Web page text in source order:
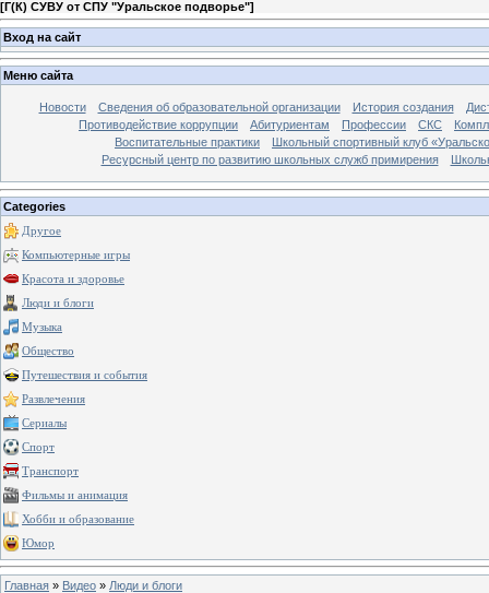
[Г(К) СУВУ от СПУ "Уральское подворье"]
Вход на сайт
Меню сайта
Новости Сведения об образовательной организации История создания
Противодействие коррупции
Абитуриентам Профессии СКС
Воспитательные практики
Школьный спортивный клуб
Ресурсный центр по развитию школьных служб примирения
Categories
Другое
Компьютерные игры
Красота и здоровье
Люди и блоги
Музыка
Общество
Путешествия и события
Развлечения
Сериалы
Спорт
Транспорт
Фильмы и анимация
Хобби и образование
Юмор
Главная » Видео » Люди и блоги